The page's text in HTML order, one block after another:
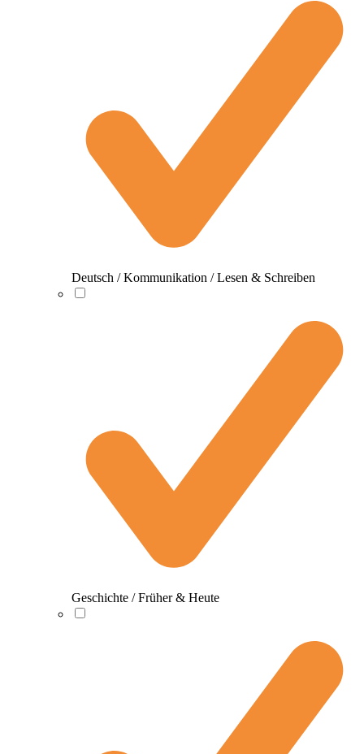
Deutsch / Kommunikation / Lesen & Schreiben
Geschichte / Früher & Heute